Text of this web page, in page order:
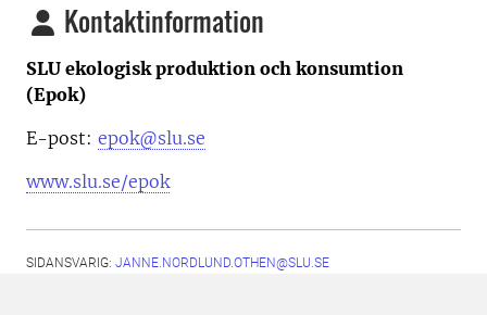
Kontaktinformation
SLU ekologisk produktion och konsumtion
(Epok)
E-post: epok@slu.se
www.slu.se/epok
SIDANSVARIG: JANNE.NORDLUND.OTHEN@SLU.SE